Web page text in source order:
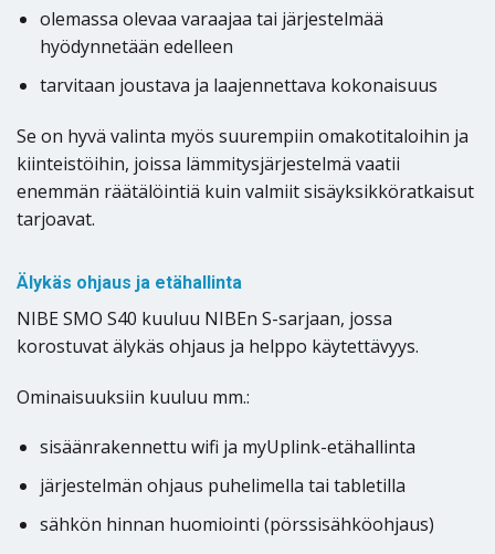
olemassa olevaa varaajaa tai järjestelmää
hyödynnetään edelleen
tarvitaan joustava ja laajennettava kokonaisuus
Se on hyvä valinta myös suurempiin omakotitaloihin ja
kiinteistöihin, joissa lämmitysjärjestelmä vaatii
enemmän räätälöintiä kuin valmiit sisäyksikköratkaisut
tarjoavat.
Älykäs ohjaus ja etähallinta
NIBE SMO S40 kuuluu NIBEn S-sarjaan, jossa
korostuvat älykäs ohjaus ja helppo käytettävyys.
Ominaisuuksiin kuuluu mm.:
sisäänrakennettu wifi ja myUplink-etähallinta
järjestelmän ohjaus puhelimella tai tabletilla
sähkön hinnan huomiointi (pörssisähköohjaus)